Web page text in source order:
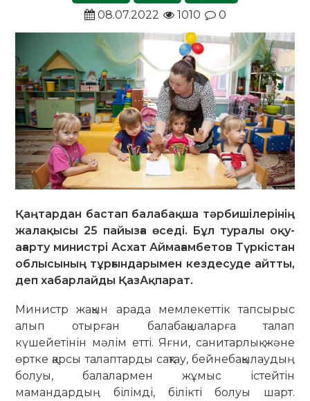
08.07.2022
1010 0
Қаңтардан бастап балабақша тәрбишілерінің
жалақысы 25 пайызға өседі. Бұл туралы оқу-
ағарту министрі Асхат Аймағамбетов Түркістан
облысының тұрғындарымен кездесуде айтты,
деп хабарлайды ҚазАқпарат.
Министр жақын арада мемлекеттік тапсырыс
алып отырған балабақшаларға талап
күшейетінін мәлім етті. Яғни, санитарлық және
өртке қарсы талаптарды сақтау, бейнебақылаудың
болуы, балалармен жұмыс істейтін
мамандардың білімді, білікті болуы шарт.